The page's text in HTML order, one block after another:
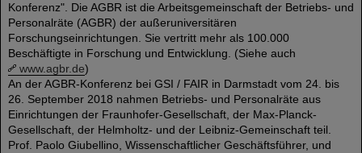
Konferenz". Die AGBR ist die Arbeitsgemeinschaft der Betriebs- und
Personalräte (AGBR) der außeruniversitären
Forschungseinrichtungen. Sie vertritt mehr als 100.000
Beschäftigte in Forschung und Entwicklung. (Siehe auch
www.agbr.de)
An der AGBR-Konferenz bei GSI / FAIR in Darmstadt vom 24. bis
26. September 2018 nahmen Betriebs- und Personalräte aus
Einrichtungen der Fraunhofer-Gesellschaft, der Max-Planck-
Gesellschaft, der Helmholtz- und der Leibniz-Gemeinschaft teil.
Prof. Paolo Giubellino, Wissenschaftlicher Geschäftsführer, und